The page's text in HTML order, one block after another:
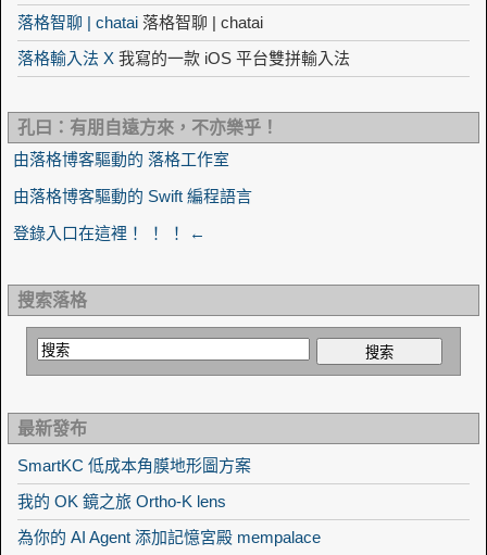
落格智聊 | chatai 落格智聊 | chatai
落格輸入法 X 我寫的一款 iOS 平台雙拼輸入法
孔曰：有朋自遠方來，不亦樂乎！
由落格博客驅動的 落格工作室
由落格博客驅動的 Swift 編程語言
登錄入口在這裡！ ！ ！ ←
搜索落格
最新發布
SmartKC 低成本角膜地形圖方案
我的 OK 鏡之旅 Ortho-K lens
為你的 AI Agent 添加記憶宮殿 mempalace